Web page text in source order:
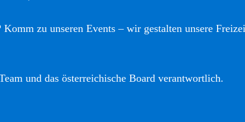
zu unseren Events – wir gestalten unsere
und das österreichische Board verantwortlich.